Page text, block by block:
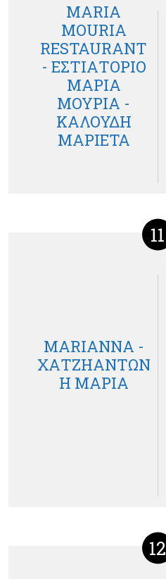
MARIA
MOURIA
RESTAURANT
- ΕΣΤΙΑΤΟΡΙΟ
ΜΑΡΙΑ
ΜΟΥΡΙΑ -
ΚΑΛΟΥΔΗ
ΜΑΡΙΕΤΑ
11
MARIANNA -
ΧΑΤΖΗΑΝΤΩΝ
Η ΜΑΡΙΑ
12